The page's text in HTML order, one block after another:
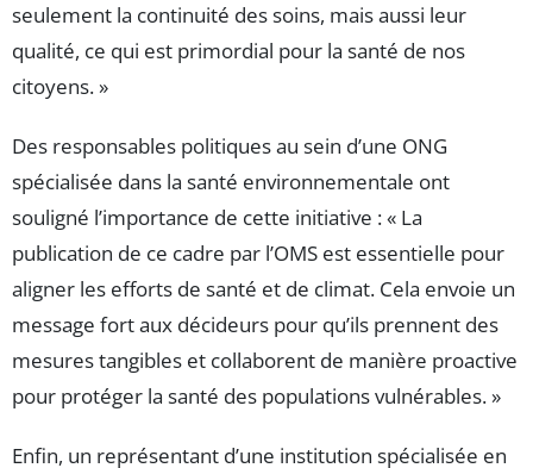
seulement la continuité des soins, mais aussi leur
qualité, ce qui est primordial pour la santé de nos
citoyens. »
Des responsables politiques au sein d’une ONG
spécialisée dans la santé environnementale ont
souligné l’importance de cette initiative : « La
publication de ce cadre par l’OMS est essentielle pour
aligner les efforts de santé et de climat. Cela envoie un
message fort aux décideurs pour qu’ils prennent des
mesures tangibles et collaborent de manière proactive
pour protéger la santé des populations vulnérables. »
Enfin, un représentant d’une institution spécialisée en